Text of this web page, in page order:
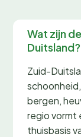
Wat zijn
Duitsland?
Zuid-
bergen,
regio vormt
thuisbasis